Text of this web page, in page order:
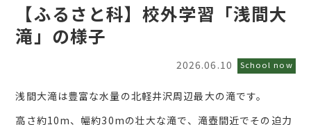
【ふるさと科】校外学習「浅間大
滝」の様子
2026.06.10 School now
浅間大滝は豊富な水量の北軽井沢周辺最大の滝です。
高さ約10m、幅約30mの壮大な滝で、滝壺間近でその迫力